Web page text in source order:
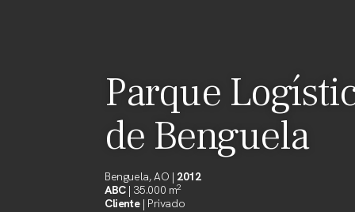
Parque
de Benguela
Benguela, AO | 2012
ABC| 35.000 m2
Cliente| Privado